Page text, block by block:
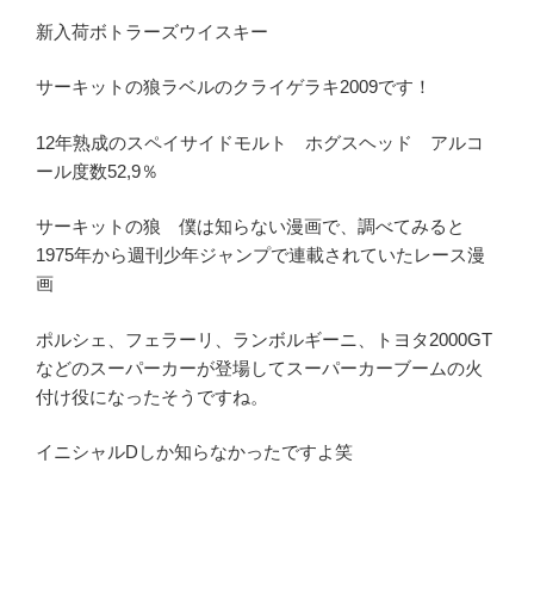
新入荷ボトラーズウイスキー
サーキットの狼ラベルのクライゲラキ2009です！
12年熟成のスペイサイドモルト ホグスヘッド アルコ
ール度数52,9％
サーキットの狼 僕は知らない漫画で、調べてみると
1975年から週刊少年ジャンプで連載されていたレース漫
画
ポルシェ、フェラーリ、ランボルギーニ、トヨタ2000GT
などのスーパーカーが登場してスーパーカーブームの火
付け役になったそうですね。
イニシャルDしか知らなかったですよ笑